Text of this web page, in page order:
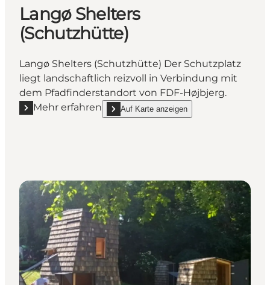
Langø Shelters
(Schutzhütte)
Langø Shelters (Schutzhütte) Der Schutzplatz
liegt landschaftlich reizvoll in Verbindung mit
dem Pfadfinderstandort von FDF-Højbjerg.
Mehr erfahren
Mehr erfahren "Langø Shelters (Schutzhütte)"
Auf Karte anzeigen
show Langø Shelters (Schutzhütte) on_map